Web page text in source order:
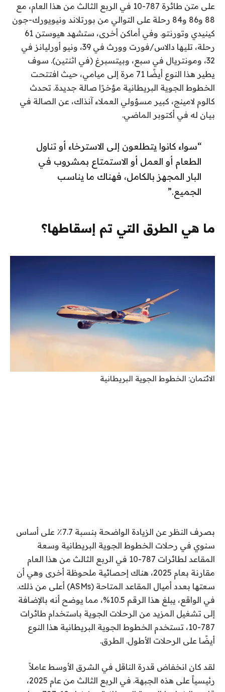
على متن طائرة 787-10 في الربع الثالث من هذا العام، مع
88 و86 و84 رحلة على التوالي من بورتلاند ونيويورك-جون
كينيدي وتورنتو. وفي أماكن أخرى، ستشهد هيوستن 61
رحلة، تليها دالاس/فورت وورث في 39، ونيو أورليانز في
32، ومونتريال في سبع، وبيتسبرغ (في اثنتين). سوف
يطير هذا النوع أيضًا 71 مرة إلى ميامي، حيث افتتحت
الخطوط الجوية البريطانية مؤخرًا صالة جديدة. تحدث
كالوم لامينج، كبير مسؤولي العملاء آنذاك، عن الصالة في
بيان له في أكتوبر الماضي.
“سواء كانوا يتطلعون إلى الاسترخاء أو تناول
الطعام أو العمل أو الاستمتاع بمشروب في
البار المجهز بالكامل، فهناك ما يناسب
الجميع.”
ما هي الطرق التي تم إسقاطها؟
الائتمان: الخطوط الجوية البريطانية
بصرف النظر عن الزيادة الواضحة بنسبة 7.7٪ على أساس
سنوي في رحلات الخطوط الجوية البريطانية وسعة
المقاعد لطائرات 787-10 في الربع الثالث من هذا العام
مقارنة بعام 2025، هناك إحصائية ملحوظة أخرى وهي أن
سعتها بعدد أميال المقاعد المتاحة (ASMs) أعلى من ذلك.
في الواقع، يبلغ هذا الرقم 10.5%، مما يوضح أنه بالإضافة
إلى تشغيل المزيد من الرحلات الجوية باستخدام طائرات
787-10، تستخدم الخطوط الجوية البريطانية هذا النوع
أيضًا على الرحلات الأطول. الطرق.
لقد كان انخفاض قدرة الناقل في الشرق الأوسط عاملاً
رئيسياً على هذه الجبهة. في الربع الثالث من عام 2025،